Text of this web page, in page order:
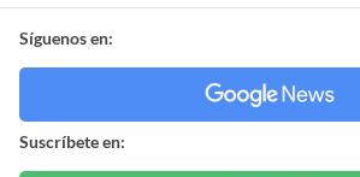
Síguenos en:
Suscríbete en: